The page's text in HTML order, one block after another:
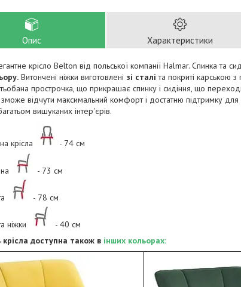
Опис Характеристики
крісло Belton від польської компанії Halmar. Спинка та
Витончені ніжки виготовлені зі сталі та покриті карською
прострочка, що прикрашає спинку і сидіння, що
зможе відчути максимальний комфорт і достатню підтримку
вишуканих інтер'єрів.
крісла - 74 см
- 73 см
- 78 см
ніжки
- 40 см
доступна також в інших кольорах: